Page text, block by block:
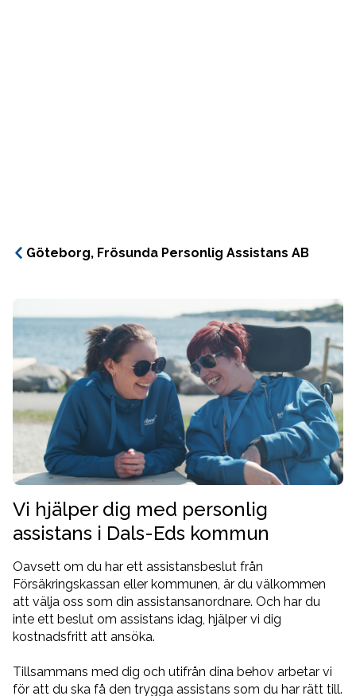
Göteborg, Frösunda Personlig Assistans AB
Vi hjälper dig med personlig
assistans i Dals-Eds kommun
Oavsett om du har ett assistansbeslut från
Försäkringskassan eller kommunen, är du välkommen
att välja oss som din assistansanordnare. Och har du
inte ett beslut om assistans idag, hjälper vi dig
kostnadsfritt att ansöka.
Tillsammans med dig och utifrån dina behov arbetar vi
för att du ska få den trygga assistans som du har rätt till.